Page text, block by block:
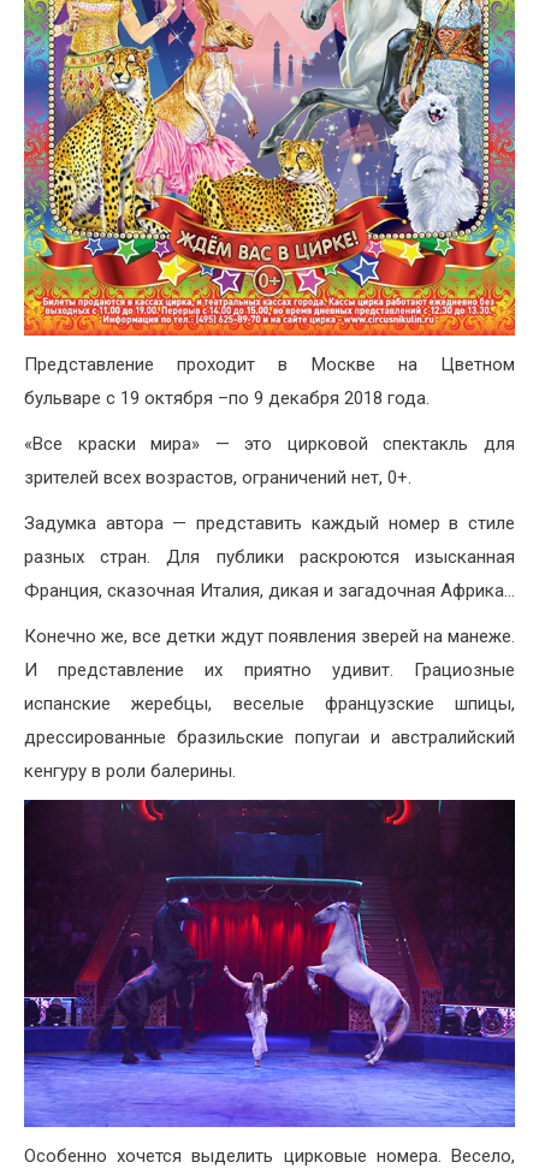
Представление проходит в Москве на Цветном
бульваре с 19 октября –по 9 декабря 2018 года.
«Все краски мира» — это цирковой спектакль для
зрителей всех возрастов, ограничений нет, 0+.
Задумка автора — представить каждый номер в стиле
разных стран. Для публики раскроются изысканная
Франция, сказочная Италия, дикая и загадочная Африка…
Конечно же, все детки ждут появления зверей на манеже.
И представление их приятно удивит. Грациозные
испанские жеребцы, веселые французские шпицы,
дрессированные бразильские попугаи и австралийский
кенгуру в роли балерины.
Особенно хочется выделить цирковые номера. Весело,